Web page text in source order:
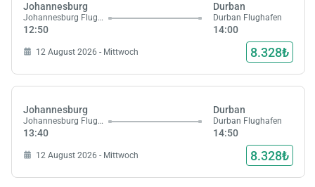
Johannesburg
Johannesburg Flughafen
12:50
Durban
Durban Flughafen
14:00
12 August 2026 - Mittwoch 8.328₺
Johannesburg
Johannesburg Flughafen
13:40
Durban
Durban Flughafen
14:50
12 August 2026 - Mittwoch 8.328₺